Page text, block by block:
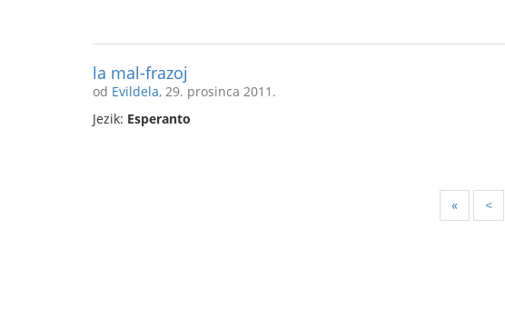
la mal-frazoj
od Evildela, 29. prosinca 2011.
Jezik: Esperanto
« <